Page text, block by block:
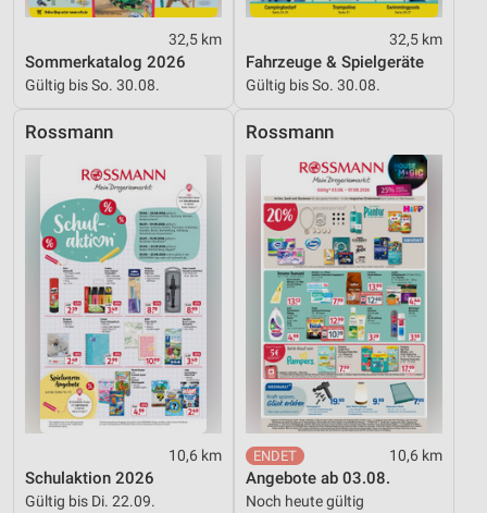
32,5 km
Sommerkatalog 2026
Gültig bis So. 30.08.
32,5 km
Fahrzeuge & Spielgeräte
Gültig bis So. 30.08.
Rossmann
10,6 km
Schulaktion 2026
Gültig bis Di. 22.09.
Rossmann
10,6 km
Angebote ab 03.08.
Noch heute gültig
Verwendung reduzierter Daten zur Auswahl von
IAB-Besonderheiten:
Verwendung genauer Standortdaten
Geräte anhand von aktiv angeforderten
Nicht-IAB-Verarbeitungszwecke:
Notwendig
Performance
Funktional
Werbung